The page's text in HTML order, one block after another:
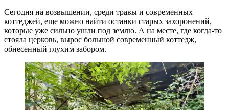
Сегодня на возвышении, среди травы и современных
коттеджей, еще можно найти останки старых захоронений,
которые уже сильно ушли под землю. А на месте, где когда-то
стояла церковь, вырос большой современный коттедж,
обнесенный глухим забором.